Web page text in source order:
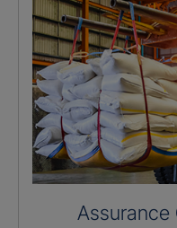
Assurance